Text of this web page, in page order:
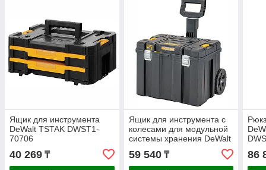
Ящик для инструмента
DeWalt TSTAK DWST1-
70706
40 269 ₸
Ящик для инструмента с
колесами для модульной
системы хранения DeWalt
TSTAK 2.0 DWST83347-1
59 540₸ 86